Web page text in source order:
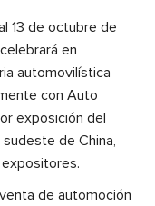
13 de octubre de
en
automovilística
con Auto
exposición del
de China,
de automoción